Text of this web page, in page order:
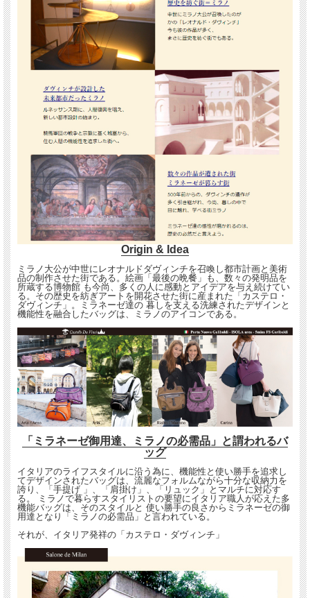
Origin & Idea
ミラノ大公が中世にレオナルドダヴィンチを召喚し都市計画と美術
品の制作させた街である。絵画「最後の晩餐」も、数々の発明品を
所蔵する博物館 も今尚、多くの人に感動とアイデアを与え続けてい
る。その歴史を紡ぎアートを開花させた街に産まれた「カステロ・
ダヴィンチ」。ミラネーゼ達の 暮しを支える洗練されたデザインと
機能性を融合したバッグは、ミラノのアイコンである。
「ミラネーゼ御用達、ミラノの必需品」と謂われるバ
ッグ
イタリアのライフスタイルに沿う為に、機能性と使い勝手を追求し
てデザインされたバッグは、流麗なフォルムながら十分な収納力を
誇り、「手提げ 」、「肩掛け」、「リュック」とマルチに対応す
る。 ミラノで暮らすスタイリストの要望にイタリア職人が応えた多
機能バッグは、そのスタイルと 使い勝手の良さからミラネーゼの御
用達となり「ミラノの必需品」と言われている。
それが、イタリア発祥の「カステロ・ダヴィンチ」